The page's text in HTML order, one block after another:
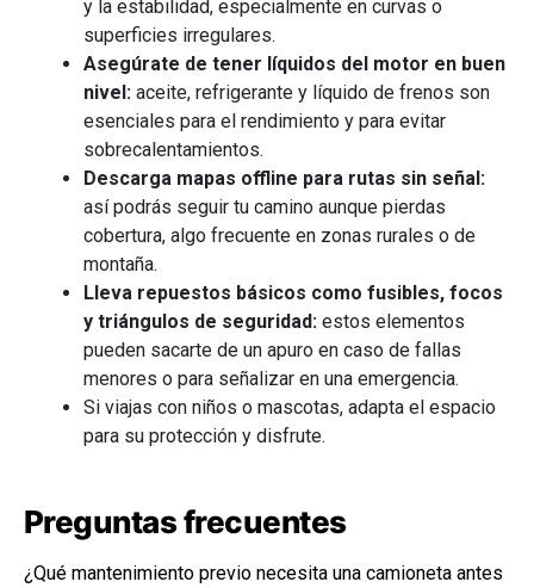
y la estabilidad, especialmente en curvas o
superficies irregulares.
Asegúrate de tener líquidos del motor en buen
nivel: aceite, refrigerante y líquido de frenos son
esenciales para el rendimiento y para evitar
sobrecalentamientos.
Descarga mapas offline para rutas sin señal:
así podrás seguir tu camino aunque pierdas
cobertura, algo frecuente en zonas rurales o de
montaña.
Lleva repuestos básicos como fusibles, focos
y triángulos de seguridad: estos elementos
pueden sacarte de un apuro en caso de fallas
menores o para señalizar en una emergencia.
Si viajas con niños o mascotas, adapta el espacio
para su protección y disfrute.
Preguntas frecuentes
¿Qué mantenimiento previo necesita una camioneta antes